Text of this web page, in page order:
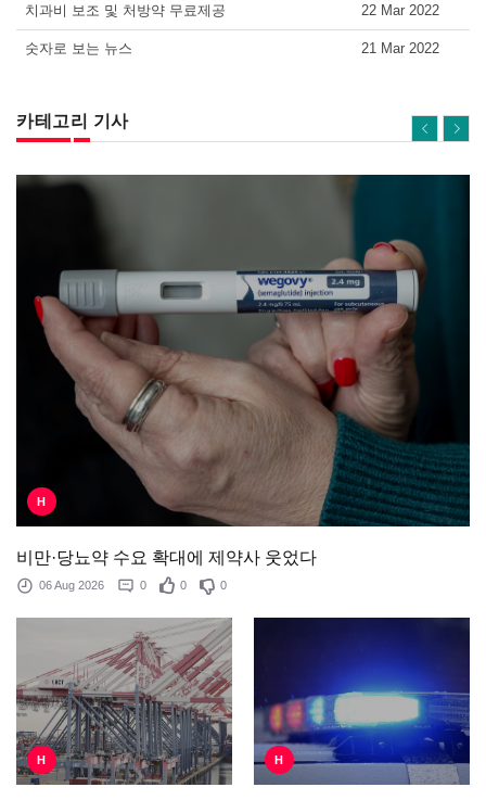
치과비 보조 및 처방약 무료제공 22 Mar 2022
숫자로 보는 뉴스 21 Mar 2022
카테고리 기사
H
비만·당뇨약 수요 확대에 제약사 웃었다
06 Aug 2026 0 0 0
H H